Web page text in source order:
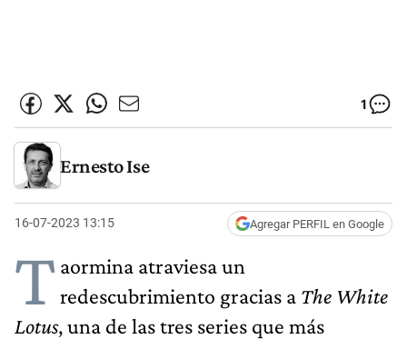
1
Ernesto Ise
16-07-2023 13:15 Agregar PERFIL en Google
T aormina atraviesa un
redescubrimiento gracias a The White
Lotus, una de las tres series que más